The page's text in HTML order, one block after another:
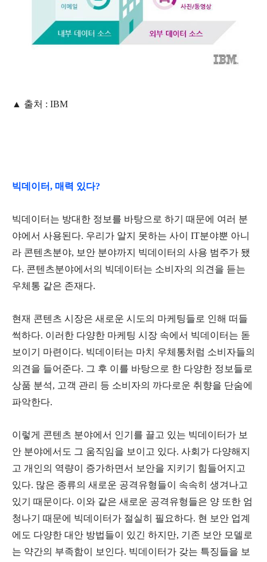
▲ 출처 : IBM
빅데이터, 매력 있다?
빅데이터는 방대한 정보를 바탕으로 하기 때문에 여러 분
야에서 사용된다. 우리가 알지 못하는 사이 IT분야뿐 아니
라 콘텐츠분야, 보안 분야까지 빅데이터의 사용 범주가 됐
다. 콘텐츠분야에서의 빅데이터는 소비자의 의견을 듣는
우체통 같은 존재다.
현재 콘텐츠 시장은 새로운 시도의 마케팅들로 인해 떠들
썩하다. 이러한 다양한 마케팅 시장 속에서 빅데이터는 돋
보이기 마련이다. 빅데이터는 마치 우체통처럼 소비자들의
의견을 들어준다. 그 후 이를 바탕으로 한 다양한 정보들로
상품 분석, 고객 관리 등 소비자의 까다로운 취향을 단숨에
파악한다.
이렇게 콘텐츠 분야에서 인기를 끌고 있는 빅데이터가 보
안 분야에서도 그 움직임을 보이고 있다. 사회가 다양해지
고 개인의 역량이 증가하면서 보안을 지키기 힘들어지고
있다. 많은 종류의 새로운 공격유형들이 속속히 생겨나고
있기 때문이다. 이와 같은 새로운 공격유형들은 양 또한 엄
청나기 때문에 빅데이터가 절실히 필요하다. 현 보안 업계
에도 다양한 대안 방법들이 있긴 하지만, 기존 보안 모델로
는 약간의 부족함이 보인다. 빅데이터가 갖는 특징들을 보